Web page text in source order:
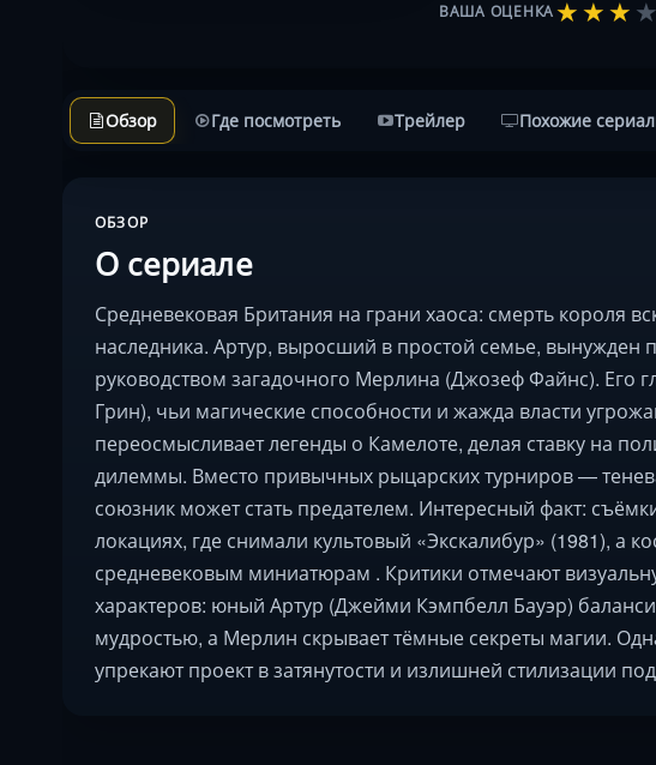
ВАША ОЦЕНКА★★★★
Обзор Где посмотреть Трейлер Похожие
ОБЗОР
О сериале
Средневековая Британия на грани хаоса: смерть короля
наследника. Артур, выросший в простой семье, вынужден
руководством загадочного Мерлина (Джозеф Файнс). Его
Грин), чьи магические способности и жажда власти
переосмысливает легенды о Камелоте, делая ставку на
дилеммы. Вместо привычных рыцарских турниров —
союзник может стать предателем. Интересный факт:
локациях, где снимали культовый «Экскалибур» (1981), а
средневековым миниатюрам . Критики отмечают
характеров: юный Артур (Джейми Кэмпбелл Бауэр)
мудростью, а Мерлин скрывает тёмные секреты магии.
упрекают проект в затянутости и излишней стилизации